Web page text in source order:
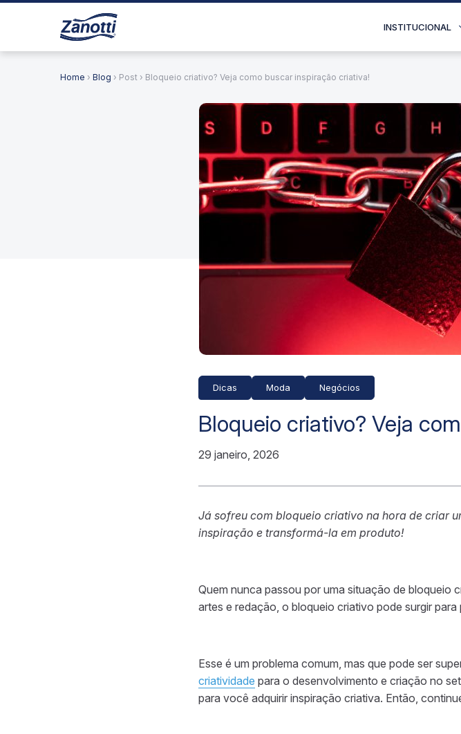
INSTITUCIONAL
Home › Blog › Post › Bloqueio criativo? Veja como buscar inspiração criativa!
Dicas Moda Negócios
Bloqueio criativo? Veja
29 janeiro, 2026
Já sofreu com bloqueio criativo na hora de criar
inspiração e transformá-la em produto!
Quem nunca passou por uma situação de bloqueio
artes e redação, o bloqueio criativo pode surgir para
Esse é um problema comum, mas que pode ser
criatividade para o desenvolvimento e criação no
para você adquirir inspiração criativa. Então,